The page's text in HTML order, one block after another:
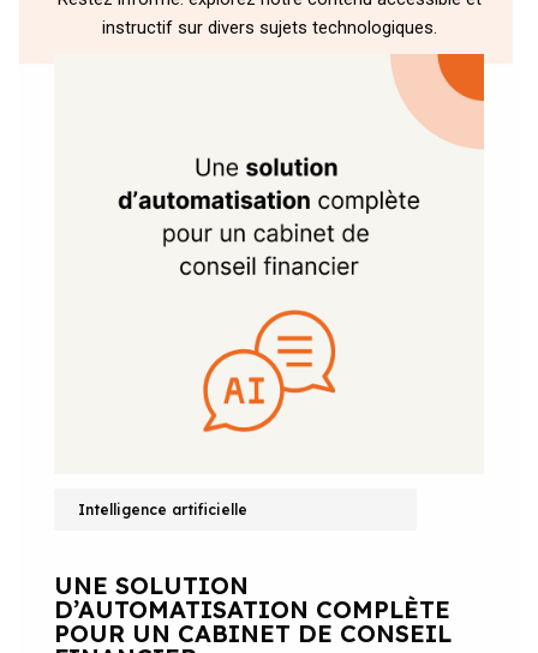
instructif sur divers sujets technologiques.
Intelligence artificielle
UNE SOLUTION
D’AUTOMATISATION COMPLÈTE
POUR UN CABINET DE CONSEIL